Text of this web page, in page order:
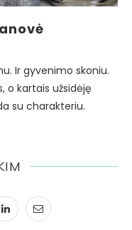
Ir gyvenimo skoniu.
o kartais užsidėję
su charakteriu.